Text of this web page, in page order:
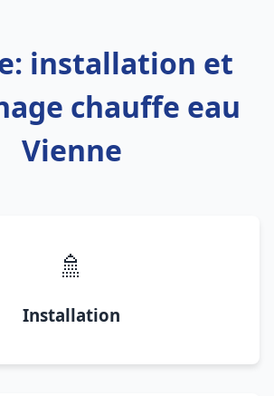
installation et
chauffe eau
Vienne
🚿
Installation